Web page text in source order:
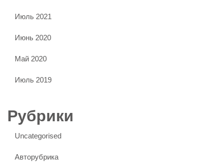
Июль 2021
Июнь 2020
Май 2020
Июль 2019
Рубрики
Uncategorised
Авторубрика